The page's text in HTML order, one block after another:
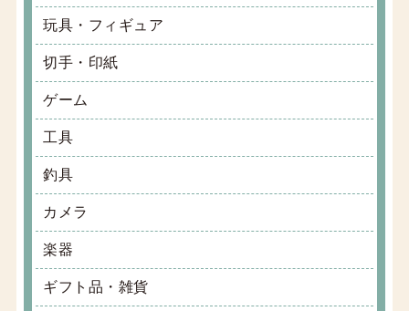
玩具・フィギュア
切手・印紙
ゲーム
工具
釣具
カメラ
楽器
ギフト品・雑貨